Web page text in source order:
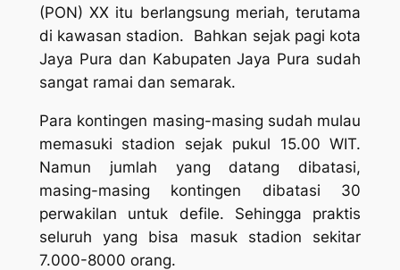
(PON) XX itu berlangsung meriah, terutama
di kawasan stadion. Bahkan sejak pagi kota
Jaya Pura dan Kabupaten Jaya Pura sudah
sangat ramai dan semarak.
Para kontingen masing-masing sudah mulau
memasuki stadion sejak pukul 15.00 WIT.
Namun jumlah yang datang dibatasi,
masing-masing kontingen dibatasi 30
perwakilan untuk defile. Sehingga praktis
seluruh yang bisa masuk stadion sekitar
7.000-8000 orang.